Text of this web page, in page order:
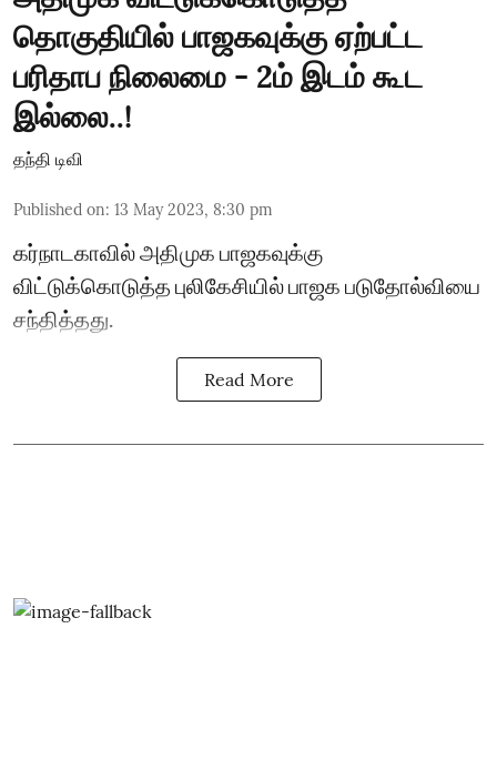
தொகுதியில் பாஜகவுக்கு ஏற்பட்ட
பரிதாப நிலைமை - 2ம் இடம் கூட
இல்லை..!
தந்தி டிவி
Published on: 13 May 2023, 8:30 pm
கர்நாடகாவில் அதிமுக பாஜகவுக்கு
விட்டுக்கொடுத்த புலிகேசியில் பாஜக படுதோல்வியை
சந்தித்தது.
Read More